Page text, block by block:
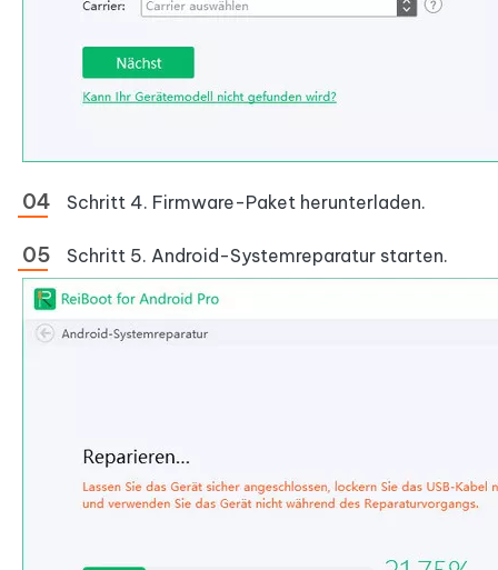
Schritt 4. Firmware-Paket herunterladen.
Schritt 5. Android-Systemreparatur starten.